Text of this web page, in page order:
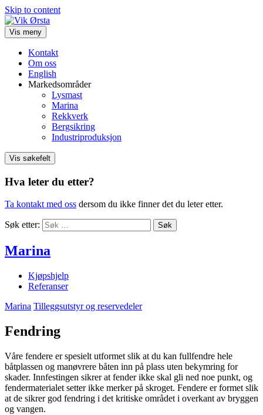
Skip to content
Vis meny
Kontakt
Om oss
English
Markedsområder
Lysmast
Marina
Rekkverk
Bergsikring
Industriproduksjon
Vis søkefelt
Hva leter du etter?
Ta kontakt med oss dersom du ikke finner det du leter etter.
Søk etter:
Marina
Kjøpshjelp
Referanser
Marina Tilleggsutstyr og reservedeler
Fendring
Våre fendere er spesielt utformet slik at du kan fullfendre hele
båtplassen og manøvrere båten inn på plass uten bekymring for
skader. Innfestingen sikrer at fender ikke skal gli ned noe punkt, og
fendermaterialet setter ikke merker på skroget. Fendere er formet slik
at de sikrer god fendring i det kritiske området i overkant av bryggen
og vangen.